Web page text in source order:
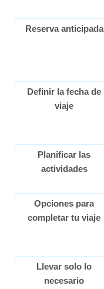
Reserva anticipada
Definir la fecha de
viaje
Planificar las
actividades
Opciones para
completar tu viaje
Llevar solo lo
necesario